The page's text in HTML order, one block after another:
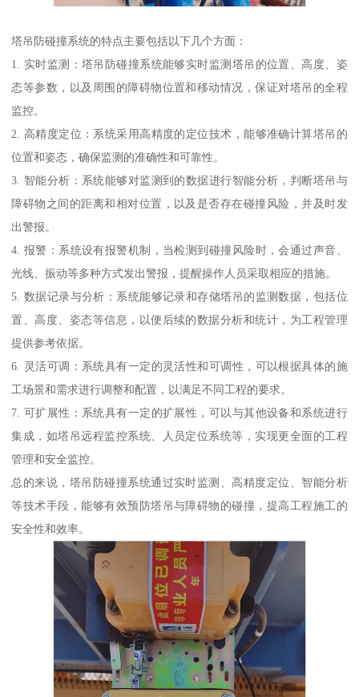
塔吊防碰撞系统的特点主要包括以下几个方面：
1. 实时监测：塔吊防碰撞系统能够实时监测塔吊的位置、高度、姿
态等参数，以及周围的障碍物位置和移动情况，保证对塔吊的全程
监控。
2. 高精度定位：系统采用高精度的定位技术，能够准确计算塔吊的
位置和姿态，确保监测的准确性和可靠性。
3. 智能分析：系统能够对监测到的数据进行智能分析，判断塔吊与
障碍物之间的距离和相对位置，以及是否存在碰撞风险，并及时发
出警报。
4. 报警：系统设有报警机制，当检测到碰撞风险时，会通过声音、
光线、振动等多种方式发出警报，提醒操作人员采取相应的措施。
5. 数据记录与分析：系统能够记录和存储塔吊的监测数据，包括位
置、高度、姿态等信息，以便后续的数据分析和统计，为工程管理
提供参考依据。
6. 灵活可调：系统具有一定的灵活性和可调性，可以根据具体的施
工场景和需求进行调整和配置，以满足不同工程的要求。
7. 可扩展性：系统具有一定的扩展性，可以与其他设备和系统进行
集成，如塔吊远程监控系统、人员定位系统等，实现更全面的工程
管理和安全监控。
总的来说，塔吊防碰撞系统通过实时监测、高精度定位、智能分析
等技术手段，能够有效预防塔吊与障碍物的碰撞，提高工程施工的
安全性和效率。